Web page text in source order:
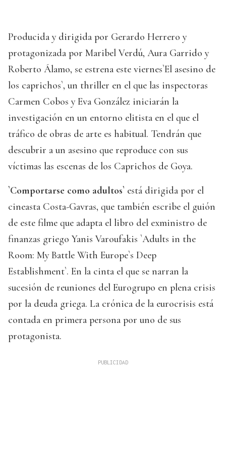
Producida y dirigida por Gerardo Herrero y
protagonizada por Maribel Verdú, Aura Garrido y
Roberto Álamo, se estrena este viernes`El asesino de
los caprichos`, un thriller en el que las inspectoras
Carmen Cobos y Eva González iniciarán la
investigación en un entorno elitista en el que el
tráfico de obras de arte es habitual. Tendrán que
descubrir a un asesino que reproduce con sus
víctimas las escenas de los Caprichos de Goya.
`Comportarse como adultos` está dirigida por el
cineasta Costa-Gavras, que también escribe el guión
de este filme que adapta el libro del exministro de
finanzas griego Yanis Varoufakis `Adults in the
Room: My Battle With Europe`s Deep
Establishment`. En la cinta el que se narran la
sucesión de reuniones del Eurogrupo en plena crisis
por la deuda griega. La crónica de la eurocrisis está
contada en primera persona por uno de sus
protagonista.